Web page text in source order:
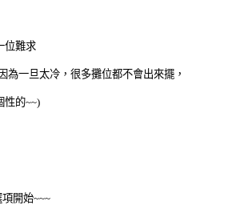
位難求
為一旦太冷，很多攤位都不會出來擺，
性的~~)
開始~~~